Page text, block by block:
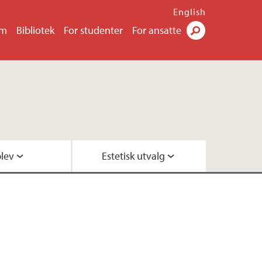
Bibliotek For studenter For ansatte
English
Estetisk utvalg